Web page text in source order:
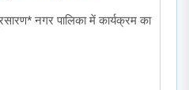
नगर पालिका में कार्यक्रम का